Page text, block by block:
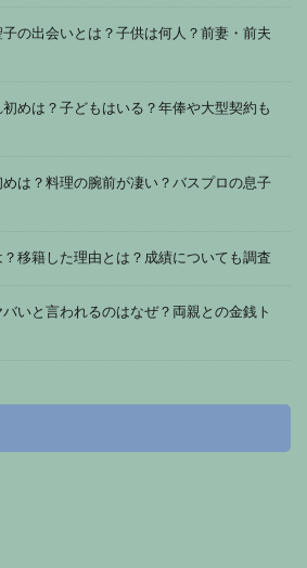
の出会いとは？子供は何人？前妻・前夫
めは？子どもはいる？年俸や大型契約も
は？料理の腕前が凄い？バスプロの息子
移籍した理由とは？成績についても調査
いと言われるのはなぜ？両親との金銭ト